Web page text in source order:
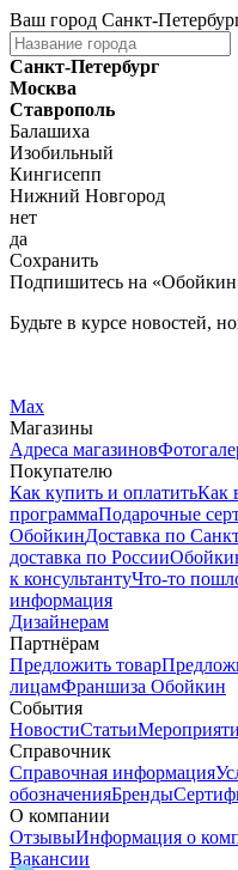
Ваш город Санкт-
Санкт-Петербург
Москва
Ставрополь
Балашиха
Изобильный
Кингисепп
Нижний Новгород
нет
да
Сохранить
Подпишитесь на
Будьте в курсе новостей,
Max
Магазины
Адреса магазинов
Покупателю
Как купить и оплатитьКак
программаПодарочные
ОбойкинДоставка по
доставка по России
к консультантуЧто-то
информация
Дизайнерам
Партнёрам
Предложить товар
лицамФраншиза Обойкин
События
НовостиСтатьи
Справочник
Справочная информация
обозначенияБренды
О компании
ОтзывыИнформация о
Вакансии